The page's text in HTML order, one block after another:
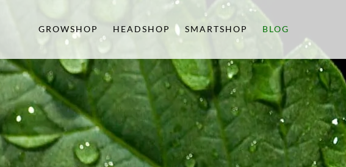
GROWSHOP HEADSHOP SMARTSHOP BLOG